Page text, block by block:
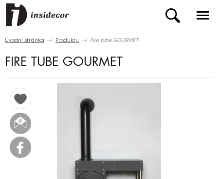
Úvodní stránka Produkty Fire tube GOURMET
FIRE TUBE GOURMET